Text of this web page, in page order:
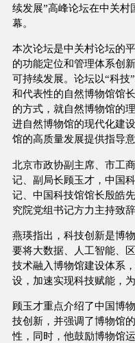
续发展”高峰论坛在中关
幕。
本次论坛是中关村论坛的
的功能定位和管理体系创
可持续发展。论坛以“科技
和代表性的自然博物馆馆
的方式，就自然博物馆的
进自然博物馆的现代化建
馆的高质量发展提供指导意
北京市政协副主席、市工
记、副局长顾玉才，中国
记、中国科技馆馆长殷皓
究院党组书记方力主持致辞
燕瑛指出，科技创新是博
要将大数据、人工智能、
技术融入博物馆建设体系
设，加速实现科技赋能，
顾玉才重点介绍了中国博
技创新，并强调了博物馆
性，同时，他鼓励博物馆